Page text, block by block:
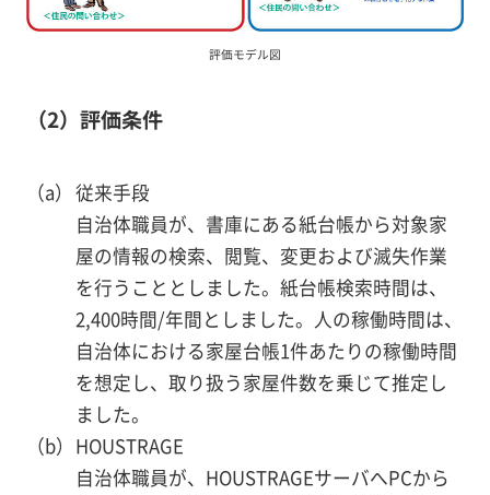
評価モデル図
（2）評価条件
従来手段
自治体職員が、書庫にある紙台帳から対象家
屋の情報の検索、閲覧、変更および滅失作業
を行うこととしました。紙台帳検索時間は、
2,400時間/年間としました。人の稼働時間は、
自治体における家屋台帳1件あたりの稼働時間
を想定し、取り扱う家屋件数を乗じて推定し
ました。
HOUSTRAGE
自治体職員が、HOUSTRAGEサーバへPCから